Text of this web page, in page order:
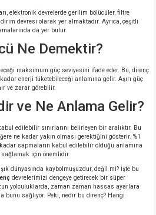
elektronik devrelerde gerilim bölücüler, filtre
devresi olarak yer almaktadır. Ayrıca, çeşitli
da yer bulur.
Ne Demektir?
maksimum güç seviyesini ifade eder. Bu, direnç
kadar enerji tüketebileceği anlamına gelir. Aşırı güç
ve zarar görebilir.
ve Ne Anlama Gelir?
edilebilir sınırlarını belirleyen bir aralıktır. Bu
ne kadar yakın olması gerektiğini gösterir. %1
sapmaların kabul edilebilir olduğu anlamına
için önemlidir.
dünyasında kaybolmuşuzdur, değil mi? İşte bu
devrelerimizi dengeye getirecek bir süper
yolculuklarda, zaman zaman hassas ayarlara
bunu sağlıyor. Peki, nedir bu direnç? Hangi